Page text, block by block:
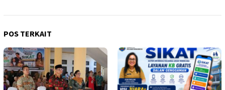
POS TERKAIT